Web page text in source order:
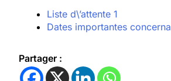
Liste d\’attente 1
Dates importantes
Partager :